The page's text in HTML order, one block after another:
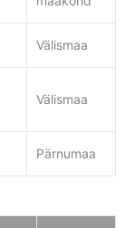
Välismaa
Välismaa
Pärnumaa